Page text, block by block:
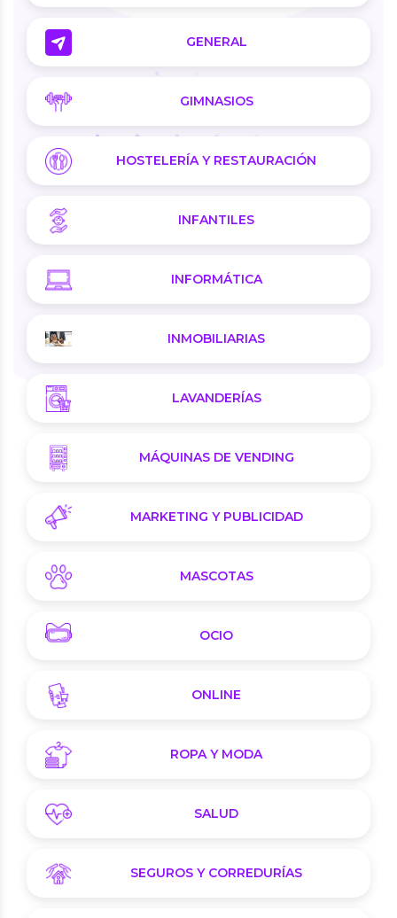
GENERAL
GIMNASIOS
HOSTELERÍA Y RESTAURACIÓN
INFANTILES
INFORMÁTICA
INMOBILIARIAS
LAVANDERÍAS
MÁQUINAS DE VENDING
MARKETING Y PUBLICIDAD
MASCOTAS
OCIO
ONLINE
ROPA Y MODA
SALUD
SEGUROS Y CORREDURÍAS